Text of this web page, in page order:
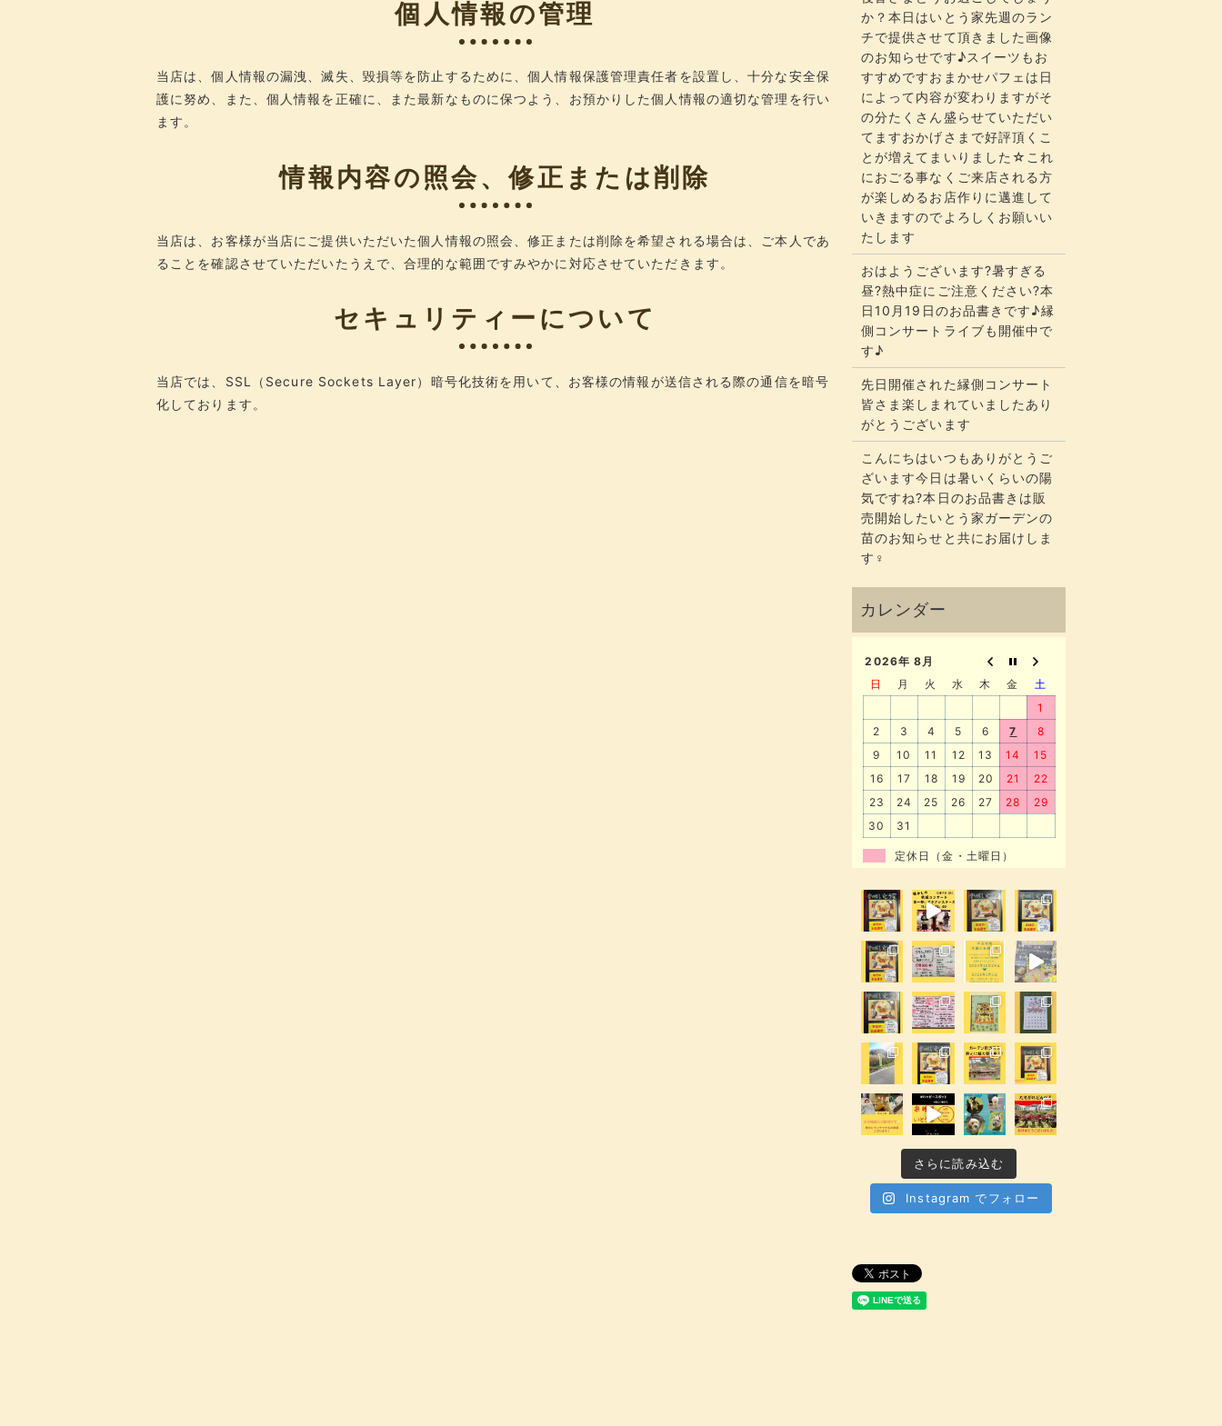
個人情報の管理
当店は、個人情報の漏洩、滅失、毀損等を防止するために、個人情報保護管理責任者を設置し、十分な安全保
護に努め、また、個人情報を正確に、また最新なものに保つよう、お預かりした個人情報の適切な管理を行い
ます。
情報内容の照会、修正または削除
当店は、お客様が当店にご提供いただいた個人情報の照会、修正または削除を希望される場合は、ご本人であ
ることを確認させていただいたうえで、合理的な範囲ですみやかに対応させていただきます。
セキュリティーについて
当店では、SSL（Secure Sockets Layer）暗号化技術を用いて、お客様の情報が送信される際の通信を暗号
化しております。
か？​​​本日はいとう家先週のラン
チで提供させて頂きました画像
のお知らせです♪スイーツもお
すすめですおまかせパフェは日
によって内容が変わりますがそ
の分たくさん盛らせていただい
てます​​​おかげさまで好評頂くこ
とが増えてまいりました☆​​これ
におごる事なくご来店される方
が楽しめるお店作りに邁進して
いきますのでよろしくお願いい
たします
おはようございます?暑すぎる
昼?熱中症にご注意ください?本
日10月19日のお品書きです♪縁
側コンサートライブも開催中で
す♪
先日開催された縁側コンサート
皆さま楽しまれていましたあり
がとうございます
こんにちはいつもありがとうご
ざいます今日は暑いくらいの陽
気ですね?本日のお品書きは販
売開始したいとう家ガーデンの
苗のお知らせと共にお届けしま
す‍♀️
2026年 8月
日
月 火 水 木 金
土
1
2
3 4 5 6 7
8
9
10 11 12 13 14
15
16
17 18 19 20 21
22
23
24 25 26 27 28
29
30
31
定休日（金・土曜日）
さらに読み込む
Instagram でフォロー